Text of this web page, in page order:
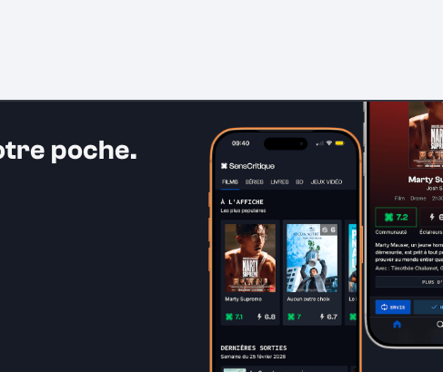
poche.